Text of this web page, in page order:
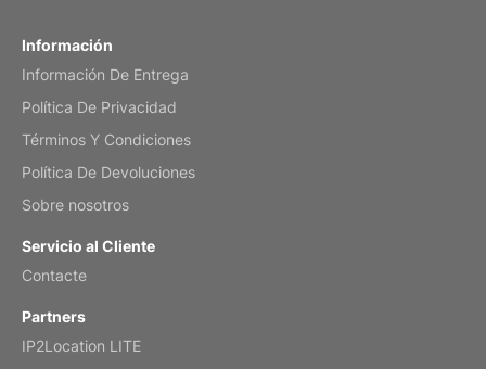
by Anne
Información
Información De Entrega
Política De Privacidad
Términos Y Condiciones
Política De Devoluciones
Sobre nosotros
Servicio al Cliente
Contacte
Partners
IP2Location LITE